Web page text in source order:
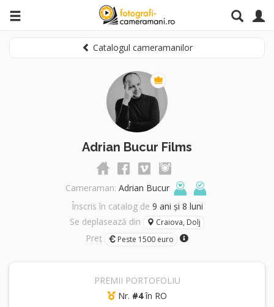
Catalogul cameramanilor
Adrian Bucur Films
Cameraman: Adrian Bucur
Înscris în catalog de 9 ani și 8 luni
Se deplasează din
Craiova, Dolj
Preț Peste 1500 euro
PREMII PORTOFOLIU
Nr. #4în RO